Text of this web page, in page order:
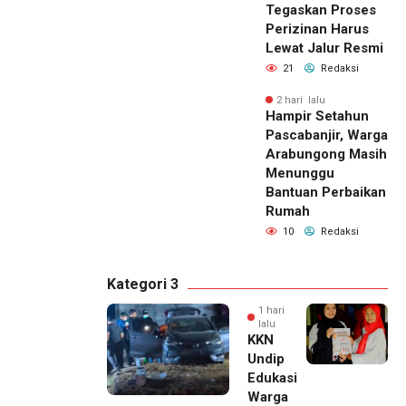
Tegaskan Proses
Perizinan Harus
Lewat Jalur Resmi
21 Redaksi
2 hari lalu
Hampir Setahun
Pascabanjir, Warga
Arabungong Masih
Menunggu
Bantuan Perbaikan
Rumah
10 Redaksi
Kategori 3
1 hari
lalu
KKN
Undip
Edukasi
Warga